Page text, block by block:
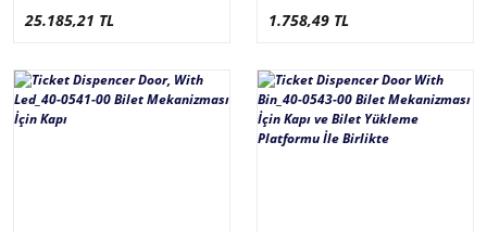
25.185,21 TL 1.758,49 TL